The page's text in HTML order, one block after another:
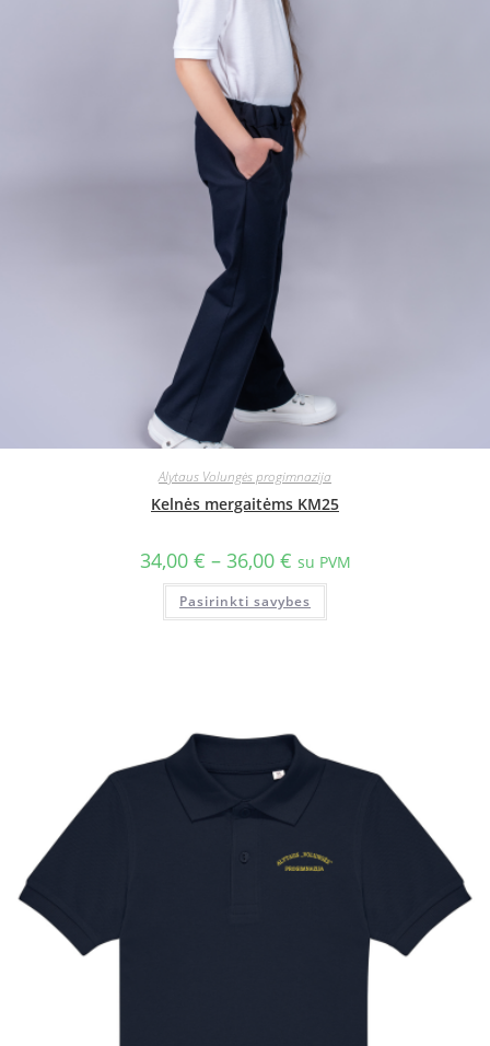
Alytaus Volungės progimnazija
Kelnės mergaitėms KM25
34,00 € – 36,00 € su PVM
Pasirinkti savybes